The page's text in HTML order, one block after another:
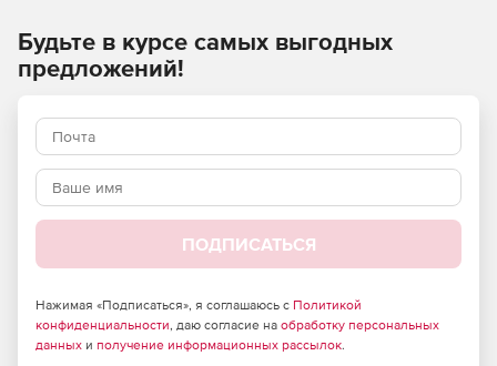
TeeChart for .NET содержит более 33 графических стиля в
двумерном и трехмерном изображении, свыше 40
математических и статистических функций,
цветовой палитры. База данных содержит множество
форматов, готовых к пользованию, дополнения ASP.NET и
PocketPC / WindowsCE.
Механизм рендера Direct2D для обработки цифровых
подписей.
Будьте в курсе самых выгодных
предложений!
ПОДПИСАТЬСЯ
Нажимая «Подписаться», я соглашаюсь с Политикой
конфиденциальности, даю согласие на обработку персональных
данных и получение информационных рассылок.